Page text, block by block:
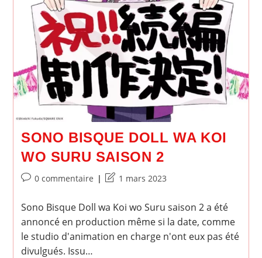
SONO BISQUE DOLL WA KOI
WO SURU SAISON 2
Commentaires
la
publication :
0 commentaire
Dernière
de
la
publication :
1 mars 2023
Sono Bisque Doll wa Koi wo Suru saison 2 a été
annoncé en production même si la date, comme
le studio d'animation en charge n'ont eux pas été
divulgués. Issu…